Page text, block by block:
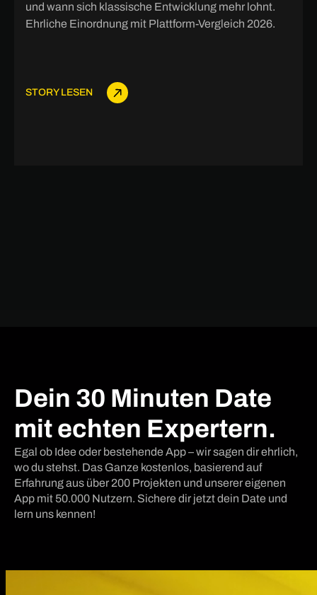
und wann sich klassische Entwicklung mehr lohnt.
Ehrliche Einordnung mit Plattform-Vergleich 2026.
STORY LESEN
Dein 30 Minuten Date
mit echten Expertern.
Egal ob Idee oder bestehende App – wir sagen dir ehrlich,
wo du stehst. Das Ganze kostenlos, basierend auf
Erfahrung aus über 200 Projekten und unserer eigenen
App mit 50.000 Nutzern. Sichere dir jetzt dein Date und
lern uns kennen!